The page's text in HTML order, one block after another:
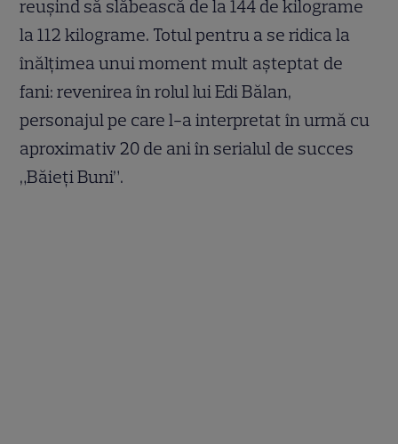
reușind să slăbească de la 144 de kilograme
la 112 kilograme. Totul pentru a se ridica la
înălțimea unui moment mult așteptat de
fani: revenirea în rolul lui Edi Bălan,
personajul pe care l-a interpretat în urmă cu
aproximativ 20 de ani în serialul de succes
„Băieți Buni”.